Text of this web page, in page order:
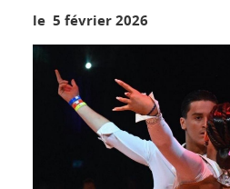
le 5 février 2026